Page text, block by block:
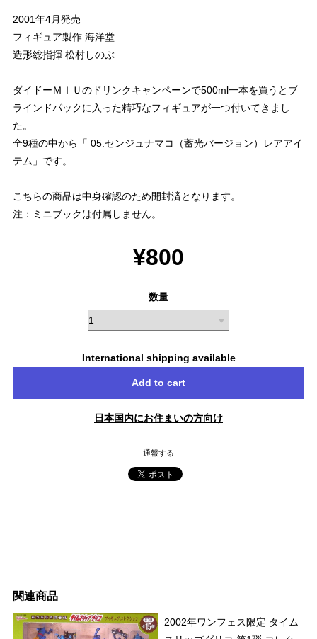
2001年4月発売
フィギュア製作 海洋堂
造形総指揮 松村しのぶ
ダイドーＭＩＵのドリンクキャンペーンで500ml一本を買うとブ
ラインドパックに入った精巧なフィギュアが一つ付いてきまし
た。
全9種の中から「 05.センジュナマコ（蓄光バージョン）レアアイ
テム」です。
こちらの商品は中身確認のため開封済となります。
注：ミニブックは付属しません。
¥800
数量
International shipping available
Add to cart
日本国内にお住まいの方向け
通報する
関連商品
2002年ワンフェス限定 タイム